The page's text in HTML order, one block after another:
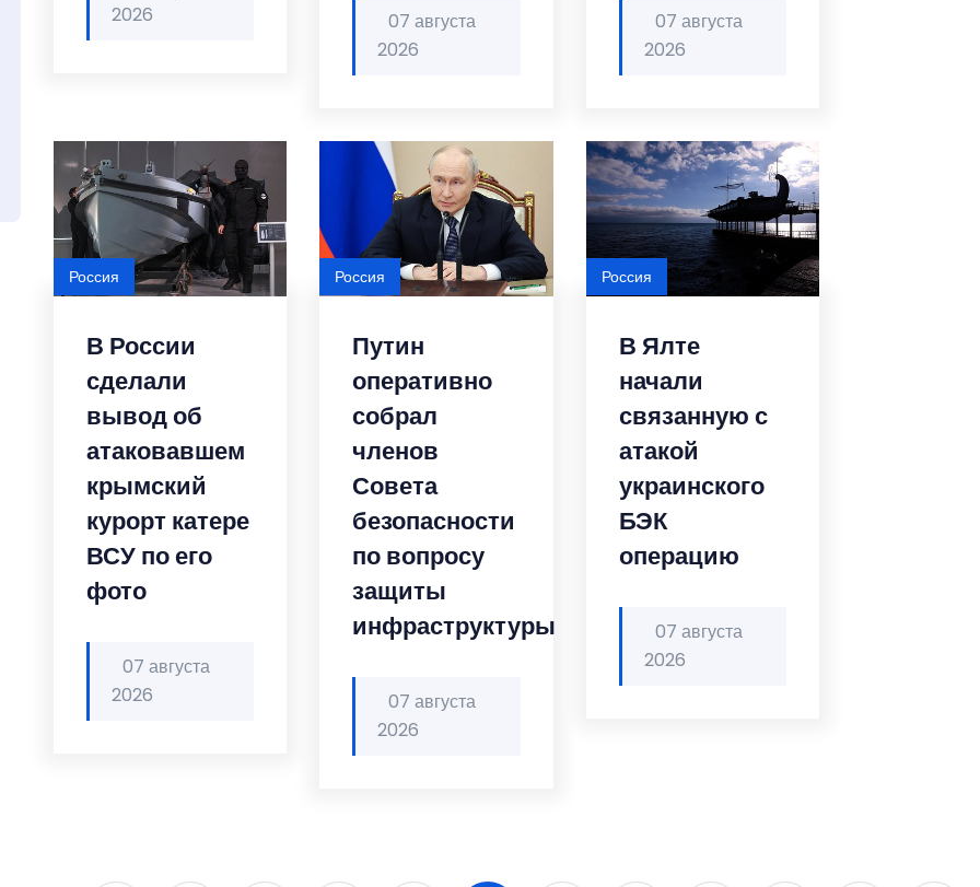
2026
07 августа
2026
07 августа
2026
В России
сделали
вывод об
атаковавшем
крымский
курорт катере
ВСУ по его
фото
07 августа
2026
Россия
Путин
оперативно
собрал
членов
Совета
безопасности
по вопросу
защиты
инфраструктуры
07 августа
2026
Россия
В Ялте
начали
связанную с
атакой
украинского
БЭК
операцию
07 августа
2026
Россия